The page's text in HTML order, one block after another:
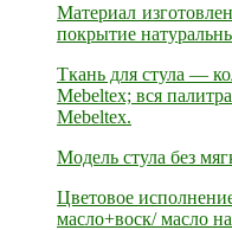
Материал
покрытие
Ткань для стула —
Mebeltex; вся
Mebeltex.
Модель стула без
Цветовое
масло+воск/ масло